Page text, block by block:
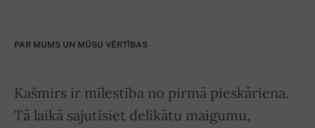
PAR MUMS UN MŪSU VĒRTĪBAS
Kašmirs ir mīlestība no pirmā pieskāriena.
Tā laikā sajutīsiet delikātu maigumu,